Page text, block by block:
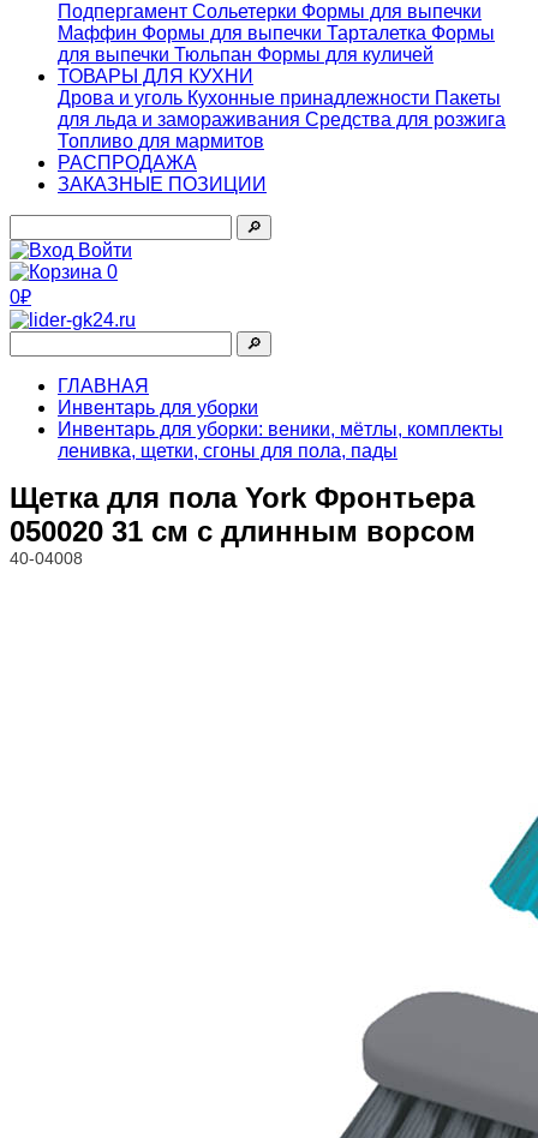
Подпергамент Сольетерки Формы для выпечки
Маффин Формы для выпечки Тарталетка Формы
для выпечки Тюльпан Формы для куличей
ТОВАРЫ ДЛЯ КУХНИ
Дрова и уголь Кухонные принадлежности Пакеты
для льда и замораживания Средства для розжига
Топливо для мармитов
РАСПРОДАЖА
ЗАКАЗНЫЕ ПОЗИЦИИ
🔎︎
Войти
0
0₽
🔎︎
ГЛАВНАЯ
Инвентарь для уборки
Инвентарь для уборки: веники, мётлы, комплекты
ленивка, щетки, сгоны для пола, пады
Щетка для пола York Фронтьера
050020 31 см с длинным ворсом
40-04008